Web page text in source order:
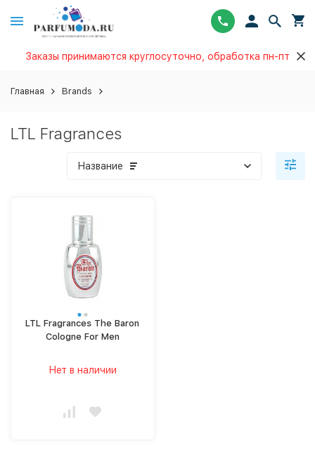
Заказы принимаются круглосуточно, обработка пн-пт
Главная Brands
LTL Fragrances
Название
LTL Fragrances The Baron
Cologne For Men
Нет в наличии